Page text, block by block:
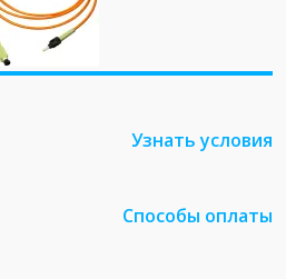
Узнать условия
Способы оплаты